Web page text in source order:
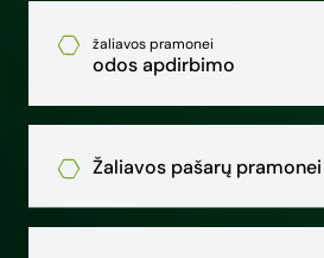
žaliavos pramonei
odos apdirbimo
Žaliavos pašarų pramonei